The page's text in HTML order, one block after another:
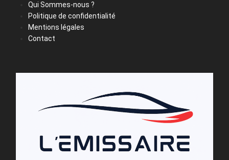
Qui Sommes-nous ?
Politique de confidentialité
Mentions légales
Contact